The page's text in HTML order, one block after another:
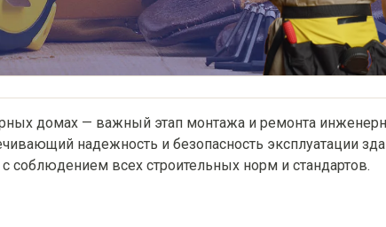
домах — важный этап монтажа и ремонта
надежность и безопасность эксплуатации
соблюдением всех строительных норм и стандартов.